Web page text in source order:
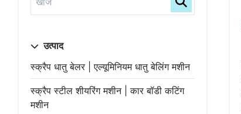
उत्पाद
स्क्रैप धातु बेलर | एल्यूमिनियम धातु बेलिंग मशीन
स्क्रैप स्टील शीयरिंग मशीन | कार बॉडी कटिंग
मशीन